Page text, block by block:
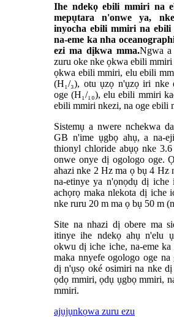
Ihe ndekọ ebili mmiri na
mepụtara n'onwe ya,
inyocha ebili mmiri na
na-eme ka nha
ezi ma dịkwa mma.Ngwa a
zuru oke nke ọkwa ebili
ọkwa ebili mmiri, elu ebili
(H₁/₃), otu ụzọ n'ụzọ iri nke
oge (H₁/₁₀), elu ebili mmiri
ebili mmiri nkezi, na oge ebili
Sistemụ a nwere nchekwa
GB n'ime ụgbọ ahụ, a na-
thionyl chloride abụọ nke
onwe onye dị ogologo oge.
ahazi nke 2 Hz ma ọ bụ 4 Hz
na-etinye ya n'ọnọdụ dị iche
achọrọ maka nlekota dị iche
nke ruru 20 m ma ọ bụ 50 m
Site na nhazi dị obere ma
itinye ihe ndekọ ahụ n'elu
okwu dị iche iche, na-eme ka
maka nnyefe ogologo oge
dị n'ụsọ oké osimiri na nke
ọdọ mmiri, ọdụ ụgbọ mmiri,
mmiri.
ajụjụnkọwa zuru ezu